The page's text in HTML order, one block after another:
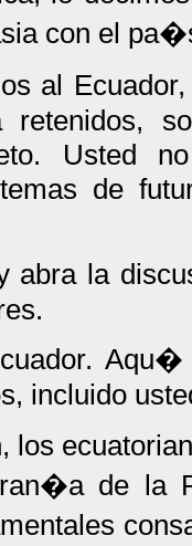
con el
al
retenidos,
Usted
de
abra la
Aqu�
incluido
de la